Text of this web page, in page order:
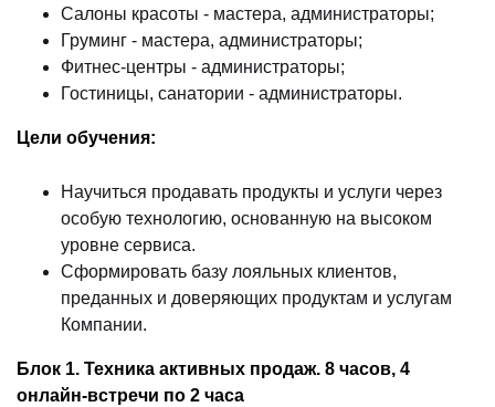
Салоны красоты - мастера, администраторы;
Груминг - мастера, администраторы;
Фитнес-центры - администраторы;
Гостиницы, санатории - администраторы.
Цели обучения:
Научиться продавать продукты и услуги через
особую технологию, основанную на высоком
уровне сервиса.
Сформировать базу лояльных клиентов,
преданных и доверяющих продуктам и услугам
Компании.
Блок 1. Техника активных продаж. 8 часов, 4
онлайн-встречи по 2 часа